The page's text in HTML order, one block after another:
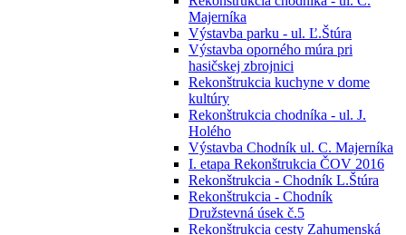
Majerníka
Výstavba parku - ul. Ľ.Štúra
Výstavba oporného múra pri
hasičskej zbrojnici
Rekonštrukcia kuchyne v dome
kultúry
Rekonštrukcia chodníka - ul. J.
Holého
Výstavba Chodník ul. C. Majerníka
I. etapa Rekonštrukcia ČOV 2016
Rekonštrukcia - Chodník L.Štúra
Rekonštrukcia - Chodník
Družstevná úsek č.5
Rekonštrukcia cesty Zahumenská